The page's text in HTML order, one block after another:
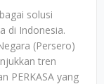
solusi
di Indonesia.
(Persero)
tren
PERKASA yang